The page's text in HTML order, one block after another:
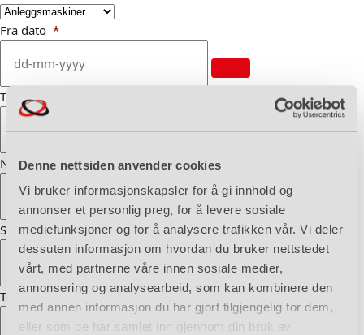
Denne nettsiden anvender cookies
Vi bruker informasjonskapsler for å gi innhold og
annonser et personlig preg, for å levere sosiale
mediefunksjoner og for å analysere trafikken vår. Vi deler
dessuten informasjon om hvordan du bruker nettstedet
vårt, med partnerne våre innen sosiale medier,
annonsering og analysearbeid, som kan kombinere den
med annen informasjon du har gjort tilgjengelig for dem,
eller som de har samlet inn gjennom din bruk av
Fra dato *
Til dato
Navn *
Sted og postnummer *
Telefon *